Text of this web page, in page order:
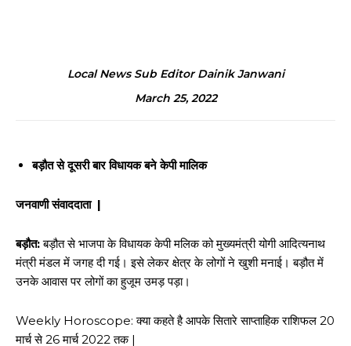
Local News Sub Editor Dainik Janwani
March 25, 2022
बड़ौत से दूसरी बार विधायक बने केपी मालिक
जनवाणी संवाददाता |
बड़ौत:बड़ौत से भाजपा के विधायक केपी मलिक को मुख्यमंत्री योगी आदित्यनाथ
मंत्री मंडल में जगह दी गई। इसे लेकर क्षेत्र के लोगों ने खुशी मनाई। बड़ौत में
उनके आवास पर लोगों का हुजूम उमड़ पड़ा।
Weekly Horoscope: क्या कहते है आपके सितारे साप्ताहिक राशिफल 20
मार्च से 26 मार्च 2022 तक |